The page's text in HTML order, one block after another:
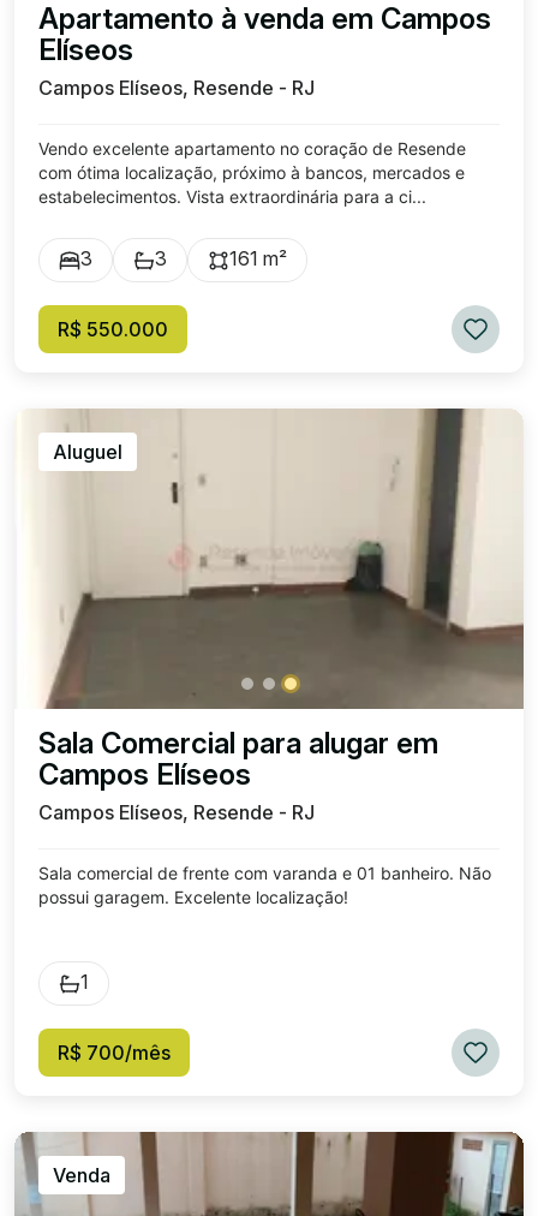
Apartamento à venda em Campos
Elíseos
Campos Elíseos, Resende - RJ
Vendo excelente apartamento no coração de Resende
com ótima localização, próximo à bancos, mercados e
estabelecimentos. Vista extraordinária para a ci...
3 3 161 m²
R$ 550.000
Aluguel
Sala Comercial para alugar em
Campos Elíseos
Campos Elíseos, Resende - RJ
Sala comercial de frente com varanda e 01 banheiro. Não
possui garagem. Excelente localização!
1
R$ 700/mês
Venda